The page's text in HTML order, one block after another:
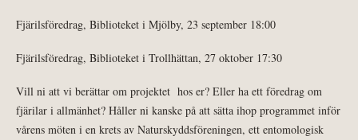
Fjärilsföredrag, Biblioteket i Mjölby, 23 september 18:00
Fjärilsföredrag, Biblioteket i Trollhättan, 27 oktober 17:30
Vill ni att vi berättar om projektet hos er? Eller ha ett föredrag om
fjärilar i allmänhet? Håller ni kanske på att sätta ihop programmet inför
vårens möten i en krets av Naturskyddsföreningen, ett entomologisk